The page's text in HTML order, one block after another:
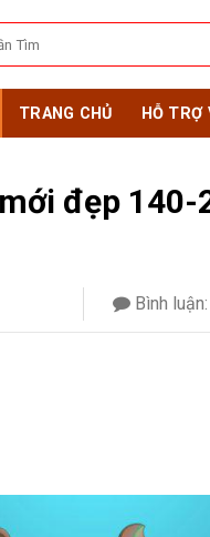
TRANG CHỦ HỖ TRỢ
đẹp 140-
Bình luận: